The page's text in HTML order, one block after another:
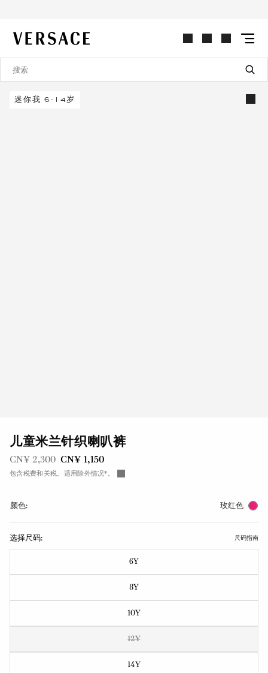
VERSACE | 主页
迷你我 6-14岁
儿童米兰针织喇叭裤
之前是
CN¥ 2,300现在是
CN¥ 1,150
包含税费和关税。适用除外情况*。
颜色: 玫红色
选择尺码: 尺码指南
6Y
8Y
10Y
12Y
14Y